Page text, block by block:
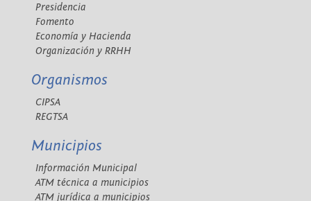
Presidencia
Fomento
Economía y Hacienda
Organización y RRHH
Organismos
CIPSA
REGTSA
Municipios
Información Municipal
ATM técnica a municipios
ATM jurídica a municipios